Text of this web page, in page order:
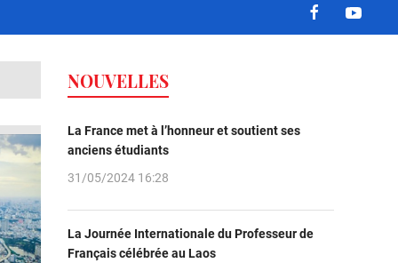
NOUVELLES
La France met à l’honneur et soutient ses
anciens étudiants
31/05/2024 16:28
La Journée Internationale du Professeur de
Français célébrée au Laos